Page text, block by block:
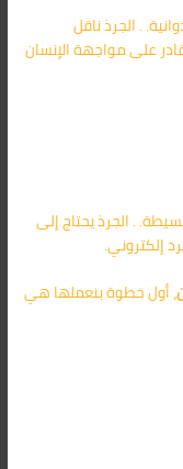
. الجرذ ناقل
على مواجهة الإنسان
. الجرذ يحتاج إلى
إلكتروني.
، أول خطوة بنعملها هي